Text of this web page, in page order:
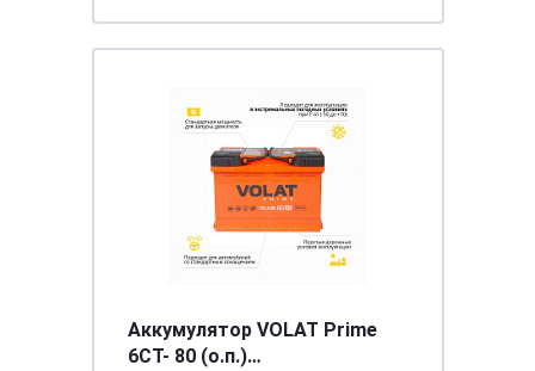
Аккумулятор VOLAT Prime
6СТ- 80 (о.п.)